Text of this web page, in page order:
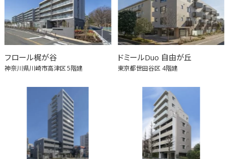
フロール梶が谷
神奈川県川崎市高津区5階建
ドミールDuo 自由が丘
東京都世田谷区 4階建